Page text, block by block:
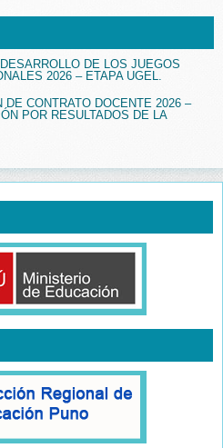
DE LOS JUEGOS
2026 – ETAPA UGEL.
CONTRATO DOCENTE 2026 –
POR RESULTADOS DE LA